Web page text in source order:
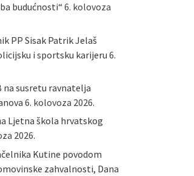
budućnosti“6. kolovoza
PP Sisak Patrik Jelaš
i sportsku karijeru 6.
na susretu ravnatelja
6. kolovoza 2026.
Ljetna škola hrvatskog
2026.
Kutine povodom
zahvalnosti, Dana